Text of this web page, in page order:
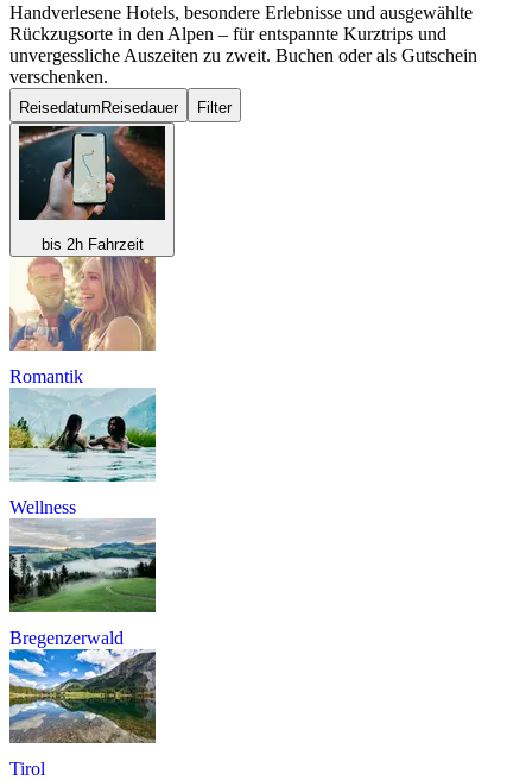
Handverlesene Hotels, besondere Erlebnisse und ausgewählte
Rückzugsorte in den Alpen – für entspannte Kurztrips und
unvergessliche Auszeiten zu zweit. Buchen oder als Gutschein
verschenken.
Reisedatum Reisedauer Filter
bis 2h Fahrzeit
Romantik
Wellness
Bregenzerwald
Tirol